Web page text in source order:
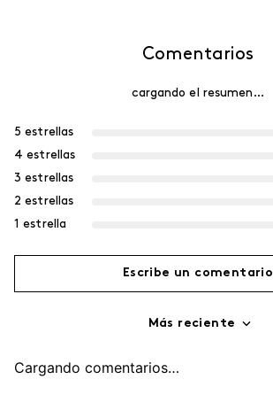
Comentarios
cargando el resumen…
5 estrellas
4 estrellas
3 estrellas
2 estrellas
1 estrella
Escribe un comentario
Título
Más reciente
Cargando comentarios…